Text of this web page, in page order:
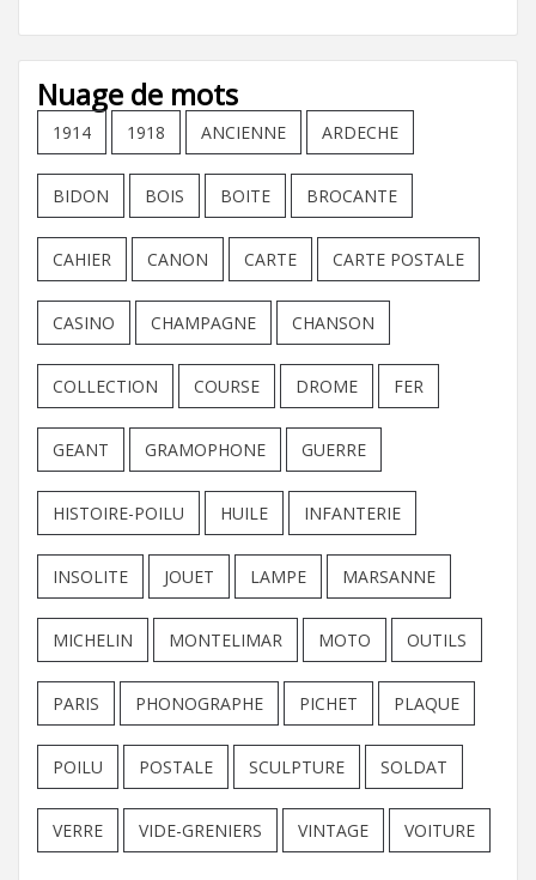
Nuage de mots
1914 1918 ANCIENNE ARDECHE
BIDON BOIS BOITE BROCANTE
CAHIER CANON CARTE CARTE POSTALE
CASINO CHAMPAGNE CHANSON
COLLECTION COURSE DROME FER
GEANT GRAMOPHONE GUERRE
HISTOIRE-POILU HUILE INFANTERIE
INSOLITE JOUET LAMPE MARSANNE
MICHELIN MONTELIMAR MOTO OUTILS
PARIS PHONOGRAPHE PICHET PLAQUE
POILU POSTALE SCULPTURE SOLDAT
VERRE VIDE-GRENIERS VINTAGE VOITURE